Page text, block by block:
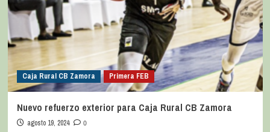
Caja Rural CB Zamora Primera FEB
Nuevo refuerzo exterior para Caja Rural CB Zamora
agosto 19, 2024
0